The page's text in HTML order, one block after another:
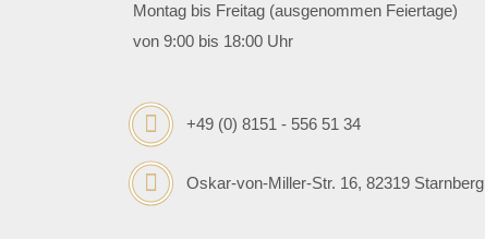
Montag bis Freitag (ausgenommen Feiertage)
von 9:00 bis 18:00 Uhr
+49 (0) 8151 - 556 51 34
Oskar-von-Miller-Str. 16, 82319 Starnberg